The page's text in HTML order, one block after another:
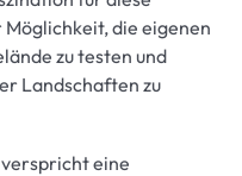
die eigenen
zu testen und
Landschaften zu
eine